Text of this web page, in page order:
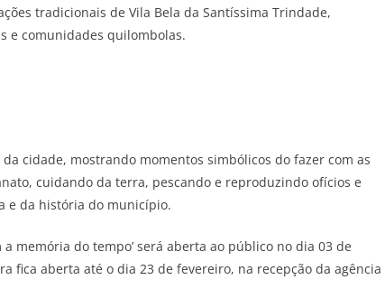
tradicionais de Vila Bela da Santíssima Trindade,
e comunidades quilombolas.
cidade, mostrando momentos simbólicos do fazer com as
cuidando da terra, pescando e reproduzindo ofícios e
e da história do município.
memória do tempo’ será aberta ao público no dia 03 de
fica aberta até o dia 23 de fevereiro, na recepção da agência